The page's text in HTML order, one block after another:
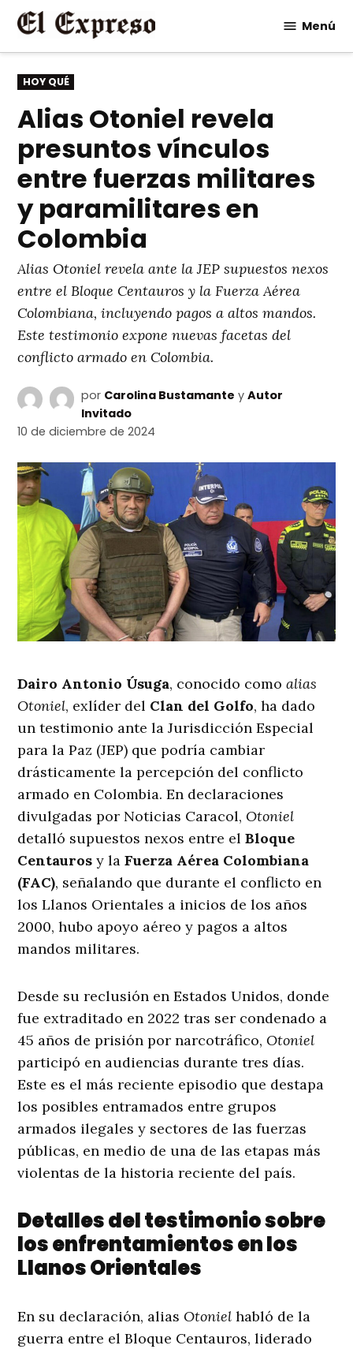
Saltar
contenido
Menú
PUBLICADO
EN
HOY QUÉ
Alias Otoniel revela
presuntos vínculos
entre fuerzas militares
y paramilitares en
Colombia
Alias Otoniel revela ante la JEP supuestos nexos
entre el Bloque Centauros y la Fuerza Aérea
Colombiana, incluyendo pagos a altos mandos.
Este testimonio expone nuevas facetas del
conflicto armado en Colombia.
por Carolina Bustamante yAutor
Invitado
10 de diciembre de 2024
Dairo Antonio Úsuga, conocido comoalias
Otoniel, exlíder del Clan del Golfo, ha dado
un testimonio ante la Jurisdicción Especial
para la Paz (JEP) que podría cambiar
drásticamente la percepción del conflicto
armado en Colombia. En declaraciones
divulgadas por Noticias Caracol,Otoniel
detalló supuestos nexos entre elBloque
Centauros y laFuerza Aérea Colombiana
(FAC), señalando que durante el conflicto en
los Llanos Orientales a inicios de los años
2000, hubo apoyo aéreo y pagos a altos
mandos militares.
Desde su reclusión en Estados Unidos, donde
fue extraditado en 2022 tras ser condenado a
45 años de prisión por narcotráfico,Otoniel
participó en audiencias durante tres días.
Este es el más reciente episodio que destapa
los posibles entramados entre grupos
armados ilegales y sectores de las fuerzas
públicas, en medio de una de las etapas más
violentas de la historia reciente del país.
Detalles del testimonio sobre
los enfrentamientos en los
Llanos Orientales
En su declaración, aliasOtoniel habló de la
guerra entre el Bloque Centauros, liderado